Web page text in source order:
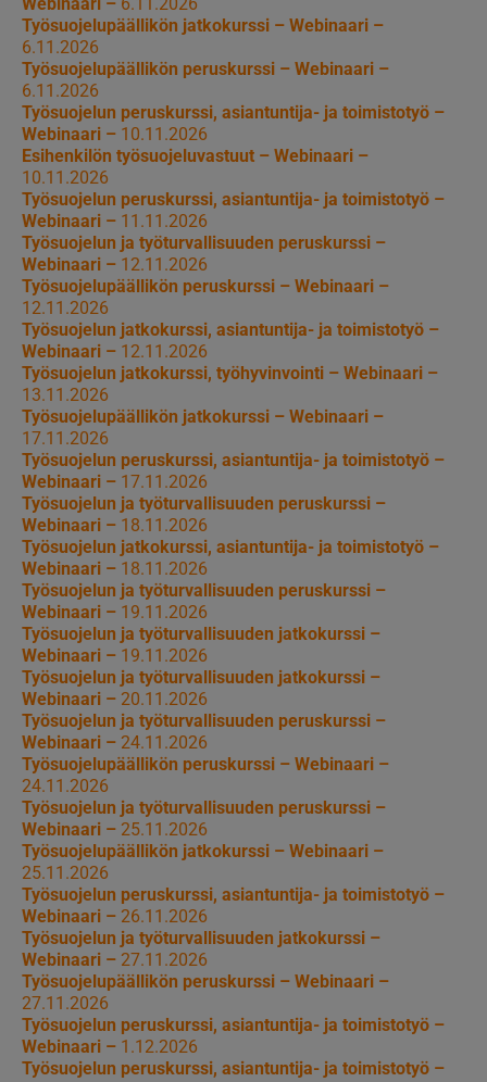
Webinaari – 6.11.2026
Työsuojelupäällikön jatkokurssi – Webinaari –
6.11.2026
Työsuojelupäällikön peruskurssi – Webinaari –
6.11.2026
Työsuojelun peruskurssi, asiantuntija- ja toimistotyö –
Webinaari – 10.11.2026
Esihenkilön työsuojeluvastuut – Webinaari –
10.11.2026
Työsuojelun peruskurssi, asiantuntija- ja toimistotyö –
Webinaari – 11.11.2026
Työsuojelun ja työturvallisuuden peruskurssi –
Webinaari – 12.11.2026
Työsuojelupäällikön peruskurssi – Webinaari –
12.11.2026
Työsuojelun jatkokurssi, asiantuntija- ja toimistotyö –
Webinaari – 12.11.2026
Työsuojelun jatkokurssi, työhyvinvointi – Webinaari –
13.11.2026
Työsuojelupäällikön jatkokurssi – Webinaari –
17.11.2026
Työsuojelun peruskurssi, asiantuntija- ja toimistotyö –
Webinaari – 17.11.2026
Työsuojelun ja työturvallisuuden peruskurssi –
Webinaari – 18.11.2026
Työsuojelun jatkokurssi, asiantuntija- ja toimistotyö –
Webinaari – 18.11.2026
Työsuojelun ja työturvallisuuden peruskurssi –
Webinaari – 19.11.2026
Työsuojelun ja työturvallisuuden jatkokurssi –
Webinaari – 19.11.2026
Työsuojelun ja työturvallisuuden jatkokurssi –
Webinaari – 20.11.2026
Työsuojelun ja työturvallisuuden peruskurssi –
Webinaari – 24.11.2026
Työsuojelupäällikön peruskurssi – Webinaari –
24.11.2026
Työsuojelun ja työturvallisuuden peruskurssi –
Webinaari – 25.11.2026
Työsuojelupäällikön jatkokurssi – Webinaari –
25.11.2026
Työsuojelun peruskurssi, asiantuntija- ja toimistotyö –
Webinaari – 26.11.2026
Työsuojelun ja työturvallisuuden jatkokurssi –
Webinaari – 27.11.2026
Työsuojelupäällikön peruskurssi – Webinaari –
27.11.2026
Työsuojelun peruskurssi, asiantuntija- ja toimistotyö –
Webinaari – 1.12.2026
Työsuojelun peruskurssi, asiantuntija- ja toimistotyö –